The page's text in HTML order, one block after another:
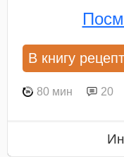
В книгу
80 мин 20